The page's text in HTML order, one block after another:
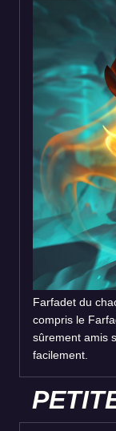
Farfadet du
compris le
sûrement amis
facilement.